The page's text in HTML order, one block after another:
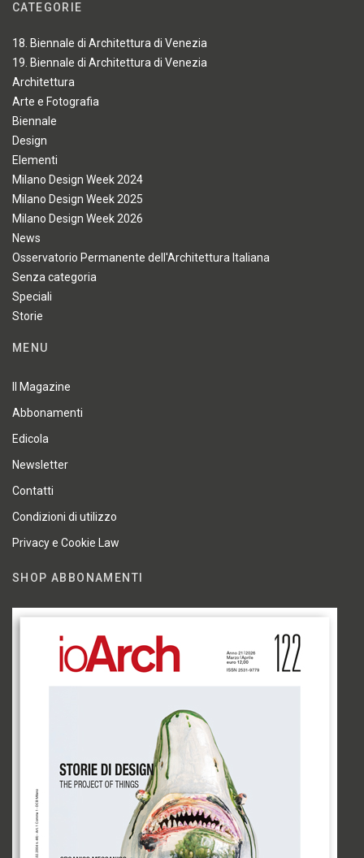
CATEGORIE
18. Biennale di Architettura di Venezia
19. Biennale di Architettura di Venezia
Architettura
Arte e Fotografia
Biennale
Design
Elementi
Milano Design Week 2024
Milano Design Week 2025
Milano Design Week 2026
News
Osservatorio Permanente dell'Architettura Italiana
Senza categoria
Speciali
Storie
MENU
Il Magazine
Abbonamenti
Edicola
Newsletter
Contatti
Condizioni di utilizzo
Privacy e Cookie Law
SHOP ABBONAMENTI